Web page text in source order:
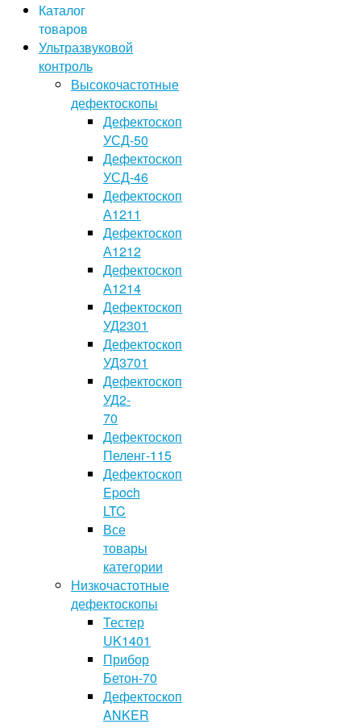
Каталог
товаров
Ультразвуковой
контроль
Высокочастотные
дефектоскопы
Дефектоскоп
УСД-50
Дефектоскоп
УСД-46
Дефектоскоп
А1211
Дефектоскоп
А1212
Дефектоскоп
А1214
Дефектоскоп
УД2301
Дефектоскоп
УД3701
Дефектоскоп
УД2-
70
Дефектоскоп
Пеленг-115
Дефектоскоп
Epoch
LTC
Все
товары
категории
Низкочастотные
дефектоскопы
Тестер
UK1401
Прибор
Бетон-70
Дефектоскоп
ANKER